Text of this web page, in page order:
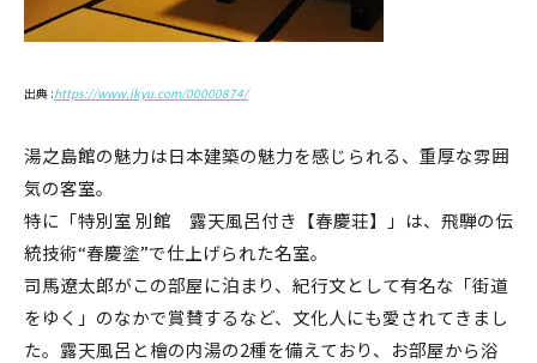
出典 :https://www.ikyu.com/00000874/
湯之島館の魅力は日本建築の魅力を感じられる、重厚な雰囲
気の客室。
特に「特別室 別館 露天風呂付き【春慶荘】」は、飛騨の伝
統技術“春慶塗”で仕上げられた名室。
司馬遼太郎がこの部屋に泊まり、紀行文として有名な「街道
をゆく」のなかで賞賛するなど、文化人にも愛されてきまし
た。露天風呂と檜の内湯の2種を備えており、お部屋から浴